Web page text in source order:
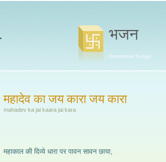
भजन
Devotional Songs
महादेव का जय कारा जय कारा
mahadev ka jai kaara jai kara
महाकाल की दिव्ये धारा पर पावन सावन छाया,